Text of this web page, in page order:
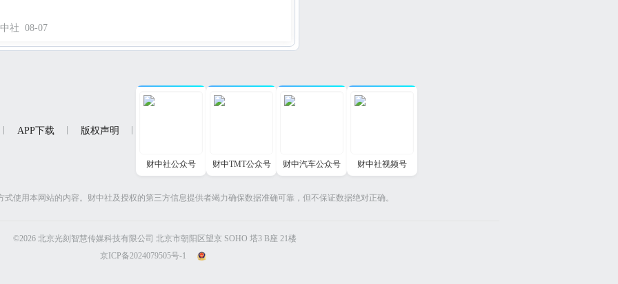
社 08-07
APP下载 版权声明
财中社公众号 财中TMT公众号 财中汽车公众号 财中社视频号
使用本网站的内容。财中社及授权的第三方信息提供者竭力确保数据准确可靠，但不保证数据绝对正确。
©2026 北京光刻智慧传媒科技有限公司 北京市朝阳区望京 SOHO 塔3 B座 21楼
京ICP备2024079505号-1